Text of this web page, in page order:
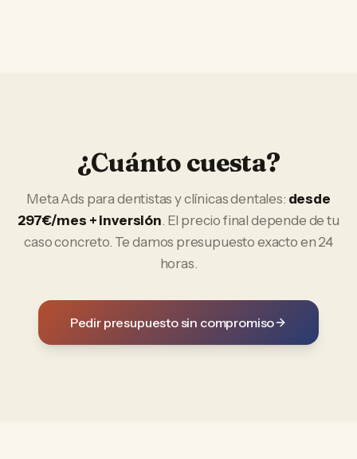
¿Cuánto cuesta?
Meta Ads paradentistas y clínicas dentales: desde
297€/mes + inversión. El precio final depende de tu
caso concreto. Te damos presupuesto exacto en 24
horas.
Pedir presupuesto sin compromiso